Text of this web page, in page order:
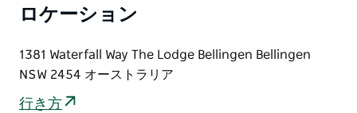
ロケーション
1381 Waterfall Way The Lodge Bellingen Bellingen
NSW 2454 オーストラリア
行き方